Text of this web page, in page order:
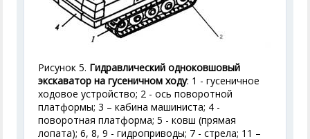
Рисунок 5. Гидравлический одноковшовый
экскаватор на гусеничном ходу: 1 - гусеничное
ходовое устройство; 2 - ось поворотной
платформы; 3 – кабина машиниста; 4 -
поворотная платформа; 5 - ковш (прямая
лопата); 6, 8, 9 - гидроприводы; 7 - стрела; 11 –